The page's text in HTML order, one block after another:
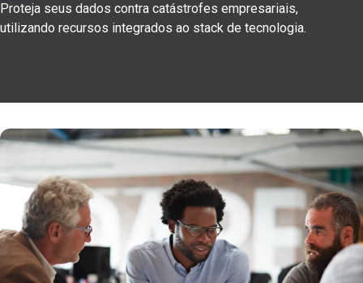
Proteja seus dados contra catástrofes empresariais,
utilizando recursos integrados ao stack de tecnologia.